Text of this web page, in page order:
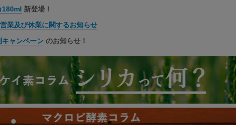
180ml 新登場！
業及び休業に関するお知らせ
ャンペーン のお知らせ！
たたかセット3食×3日間（加熱キット付）新登場！
ローリングストックセット3食×3日間 新登場！
たたかセット3食×3日間（加熱キット付）
新登場！
ーリングストックセット3食×3日間新登場！
ドプラス
新登場！